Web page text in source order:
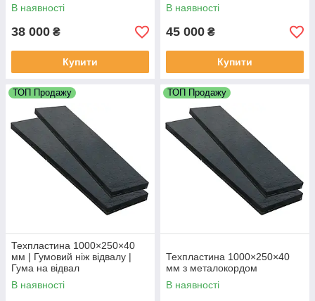
В наявності
38 000 ₴
Купити
В наявності
45 000 ₴
Купити
ТОП Продажу
Техпластина 1000×250×40
мм | Гумовий ніж відвалу |
Гума на відвал
В наявності
ТОП Продажу
Техпластина 1000×250×40
мм з металокордом
В наявності